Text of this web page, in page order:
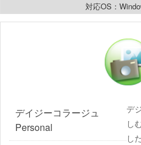
対応OS：
デイジーコラージュ
Personal
デ
し
し